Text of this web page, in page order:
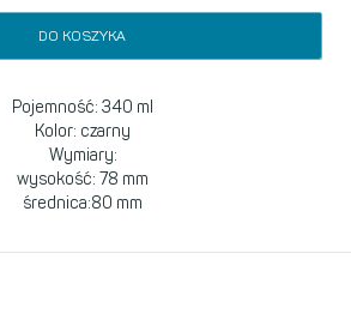
DO KOSZYKA
Pojemność: 340 ml
Kolor: czarny
Wymiary:
wysokość: 78 mm
średnica:80 mm